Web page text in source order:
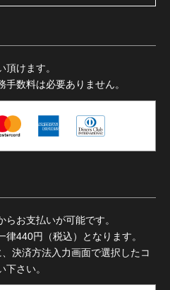
けます。
数料は必要ありません。
お支払いが可能です。
440円（税込）となります。
決済方法入力画面で選択したコ
さい。